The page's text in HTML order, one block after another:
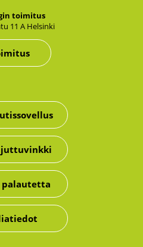
toi­mi­tus
11 A Hel­sin­ki
juttuvinkki
palautetta